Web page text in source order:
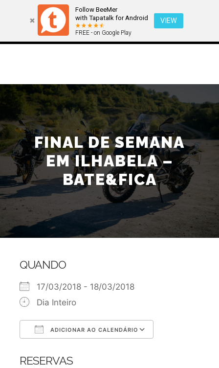
Follow BeeMer
with Tapatalk for Android
FREE - on Google Play
VIEW
FINAL DE SEMANA
EM ILHABELA –
BATE&FICA
QUANDO
17/03/2018 - 18/03/2018
Dia Inteiro
ADICIONAR AO CALENDÁRIO
RESERVAS